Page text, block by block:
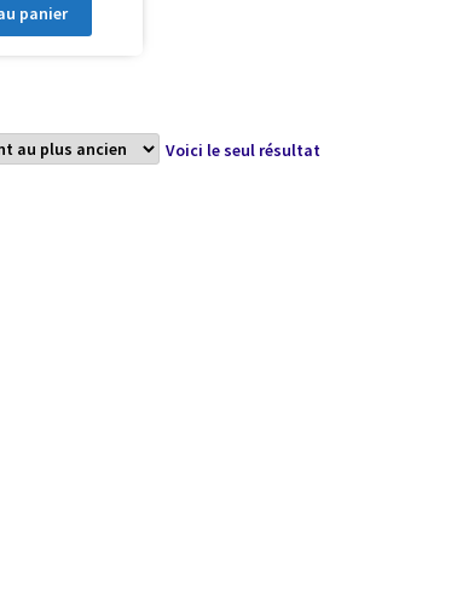
panier
Voici le seul résultat